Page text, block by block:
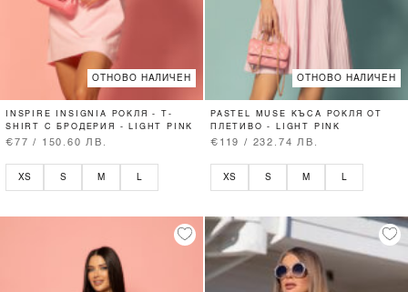
ОТНОВО НАЛИЧЕН
INSPIRE INSIGNIA РОКЛЯ - T-
SHIRT С БРОДЕРИЯ - LIGHT PINK
€77 / 150.60 ЛВ.
XS S M
ОТНОВО НАЛИЧЕН
PASTEL MUSE КЪСА РОКЛЯ ОТ
ПЛЕТИВО - LIGHT PINK
€119 / 232.74 ЛВ.
XS S M